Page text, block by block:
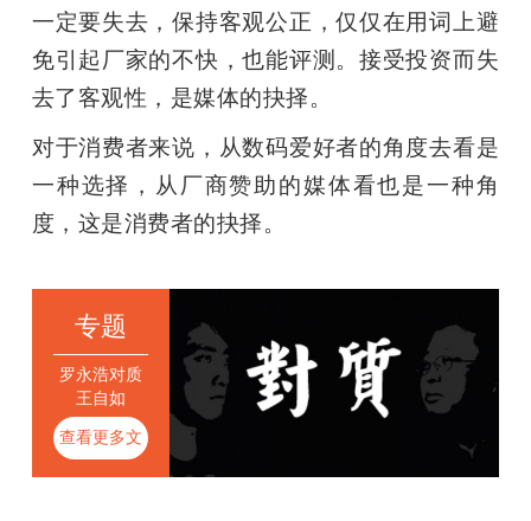
一定要失去，保持客观公正，仅仅在用词上避
免引起厂家的不快，也能评测。接受投资而失
去了客观性，是媒体的抉择。
对于消费者来说，从数码爱好者的角度去看是
一种选择，从厂商赞助的媒体看也是一种角
度，这是消费者的抉择。
专题
罗永浩对质
王自如
查看更多文
章